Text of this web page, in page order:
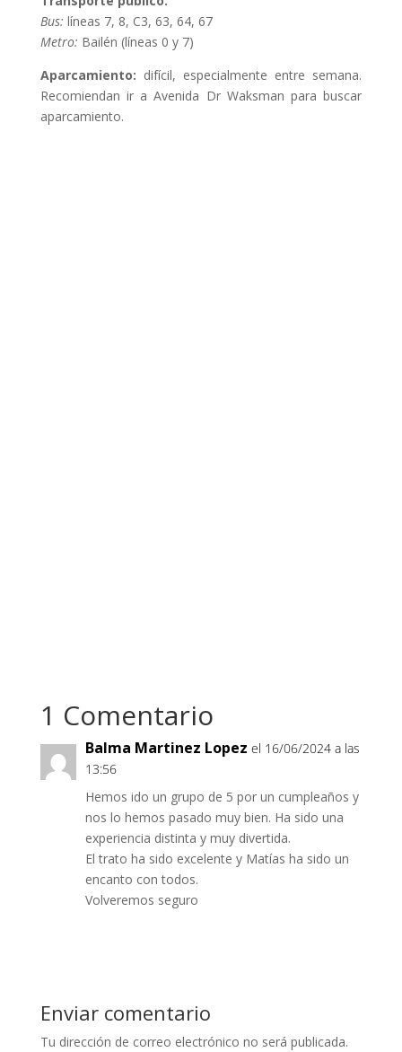
Bus: líneas 7, 8, C3, 63, 64, 67
Metro: Bailén (líneas 0 y 7)
Aparcamiento: difícil, especialmente entre semana.
Recomiendan ir a Avenida Dr Waksman para buscar
aparcamiento.
1 Comentario
Balma Martinez Lopez el 16/06/2024 a las
13:56
Hemos ido un grupo de 5 por un cumpleaños y
nos lo hemos pasado muy bien. Ha sido una
experiencia distinta y muy divertida.
El trato ha sido excelente y Matías ha sido un
encanto con todos.
Volveremos seguro
Enviar comentario
Tu dirección de correo electrónico no será publicada.